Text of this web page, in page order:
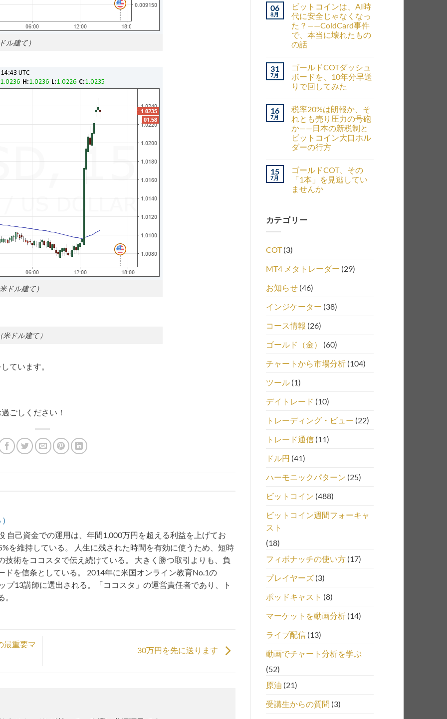
ル建て）
ドル建て）
ドル建て）
ています。
ごしください！
自己資金での運用は、年間1,000万円を超える利益を上げてお
を維持している。 人生に残された時間を有効に使うため、短時
技術をココスタで伝え続けている。 大きく勝つ取引よりも、負
ドを信条としている。 2014年に米国オンライン教育No.1の
プ13講師に選出される。「ココスタ」の運営責任者であり、ト
最重要マ
30万円を先に送ります
06
8月
ビットコインは、AI時
代に安全じゃなくなっ
た？——ColdCard事件
で、本当に壊れたもの
の話
31
7月
ゴールドCOTダッシュ
ボードを、10年分早送
りで回してみた
16
7月
税率20%は朗報か、そ
れとも売り圧力の号砲
か——日本の新税制と
ビットコイン大口ホル
ダーの行方
15
7月
ゴールドCOT、その
「1本」を見逃してい
ませんか
カテゴリー
COT(3)
MT4 メタトレーダー (29)
お知らせ(46)
インジケーター (38)
コース情報 (26)
ゴールド（金）
(60)
チャートから市場分析(104)
ツール(1)
デイトレード (10)
トレーディング・ビュー (22)
トレード通信(11)
ドル円 (41)
ハーモニックパターン (25)
ビットコイン (488)
ビットコイン週間フォーキャ
スト
(18)
フィボナッチの使い方(17)
プレイヤーズ(3)
ポッドキャスト (8)
マーケットを動画分析(14)
ライブ配信(13)
動画でチャート分析を学ぶ
(52)
原油 (21)
受講生からの質問 (3)